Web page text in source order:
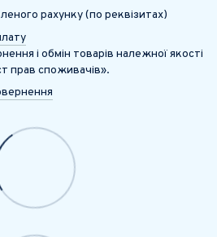
рахунку (по реквізитах)
і обмін товарів належної якості
прав споживачів».